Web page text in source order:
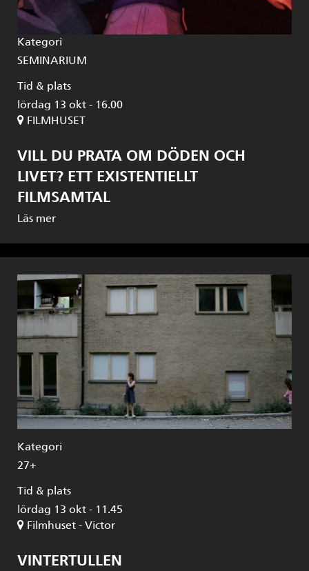
Kategori
SEMINARIUM
Tid & plats
lördag 13 okt - 16.00
FILMHUSET
VILL DU PRATA OM DÖDEN OCH
LIVET? ETT EXISTENTIELLT
FILMSAMTAL
Läs mer
Kategori
27+
Tid & plats
lördag 13 okt - 11.45
Filmhuset - Victor
VINTERTULLEN